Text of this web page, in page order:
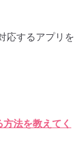
応するアプリを
法を教えてく